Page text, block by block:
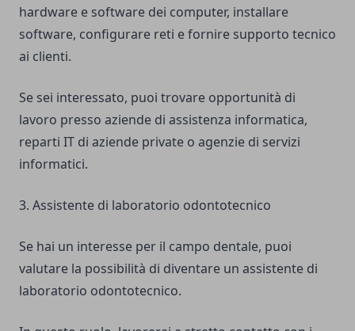
hardware e software dei computer, installare
software, configurare reti e fornire supporto tecnico
ai clienti.
Se sei interessato, puoi trovare opportunità di
lavoro presso aziende di assistenza informatica,
reparti IT di aziende private o agenzie di servizi
informatici.
3. Assistente di laboratorio odontotecnico
Se hai un interesse per il campo dentale, puoi
valutare la possibilità di diventare un assistente di
laboratorio odontotecnico.